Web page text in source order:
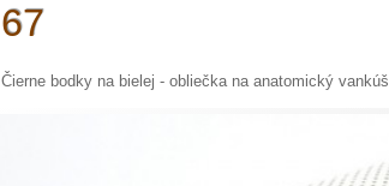
67
Čierne bodky na bielej - obliečka na anatomický vankúš